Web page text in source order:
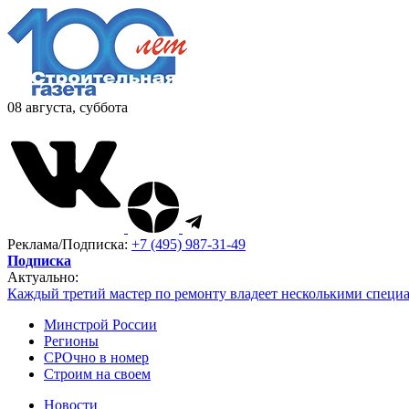
08 августа, суббота
Реклама/Подписка: +7 (495) 987-31-49
Подписка
Актуально:
Каждый третий мастер по ремонту владеет несколькими
Минстрой России
Регионы
СРОчно в номер
Строим на своем
Новости